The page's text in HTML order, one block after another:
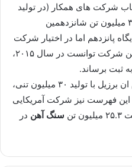
شرکت های همکار (در تولید
) اعلام کرده،‌ با تولید ۳۵.۸ میلیون تن شانزدهمین
پانزدهم اما در اختیار شرکت
هندی اِن ام دی سی قرار گرفت. این شرکت توانست در سال ۲۰۱۵،
ثبت برساند.
پس از ایمیدرو نیز شرکت سی اس ان برزیل با تولید ۳۰ میلیون تنی،‌
این فهرست نیز شرکت آمریکایی
سنگ آهن در